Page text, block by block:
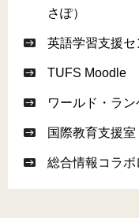
さぽ）
英語学習支援セ
TUFS Moodle
ワールド・ラ
国際教育支援室
総合情報コラボ